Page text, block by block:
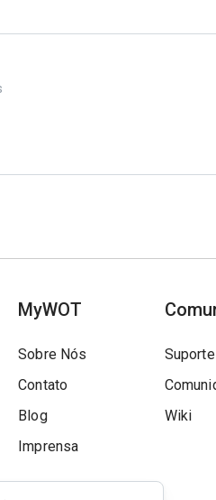
MyWOT
Sobre Nós
Contato
Blog
Imprensa
Suporte
Wiki